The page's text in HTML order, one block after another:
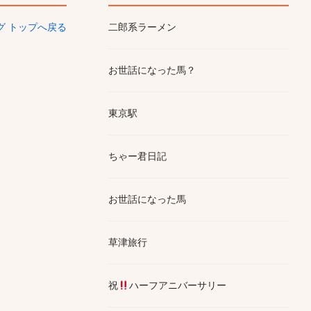
トップへ戻る 二郎系ラーメン
お世話になった馬？
東京駅
ちゃー君日記
お世話になった馬
草津旅行
祝 ハーフアニバーサリー